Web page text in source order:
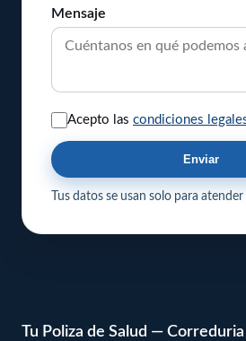
Mensaje
Acepto las condiciones
Enviar
Tus datos se usan solo para
Tu Poliza de Salud —